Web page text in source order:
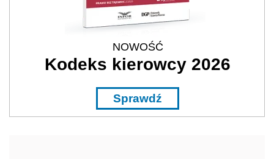
NOWOŚĆ
Kodeks kierowcy 2026
Sprawdź